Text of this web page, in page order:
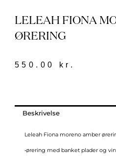
LELEAH FIONA
ØRERING
550.00 kr.
Beskrivelse
Leleah Fiona moreno amber
•ørering med banket plader og